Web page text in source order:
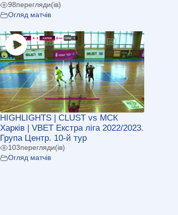
98перегляди(ів)
Огляд матчів
HIGHLIGHTS | CLUST vs МСК
Харків | VBET Екстра ліга 2022/2023.
Група Центр. 10-й тур
103перегляди(ів)
Огляд матчів